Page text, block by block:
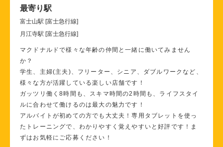
最寄り駅
富士山駅 [富士急行線]
月江寺駅 [富士急行線]
マクドナルドで様々な年齢の仲間と一緒に働いてみません
か？
学生、主婦(主夫)、フリーター、シニア、ダブルワークなど、
様々な方が活躍している楽しい店舗です！
ガッツリ働く8時間も、スキマ時間の2時間も、ライフスタイ
ルに合わせて働けるのは最大の魅力です！
アルバイトが初めての方でも大丈夫！専用タブレットを使っ
たトレーニングで、わかりやすく覚えやすいと好評です！ま
ずはお気軽にご応募ください！